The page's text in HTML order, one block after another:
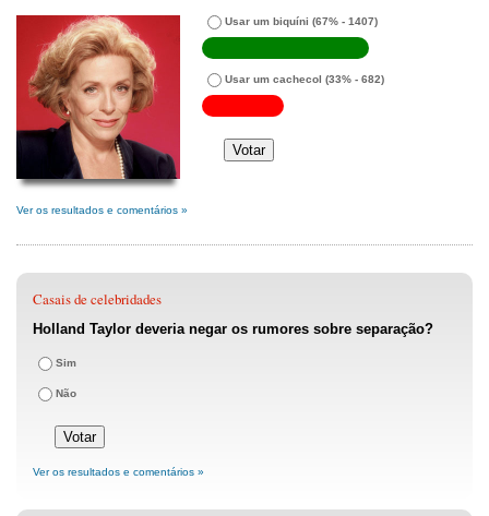
Usar um biquíni (67% - 1407)
Usar um cachecol (33% - 682)
Ver os resultados e comentários »
Casais de celebridades
Holland Taylor deveria negar os rumores sobre separação?
Sim
Não
Ver os resultados e comentários »